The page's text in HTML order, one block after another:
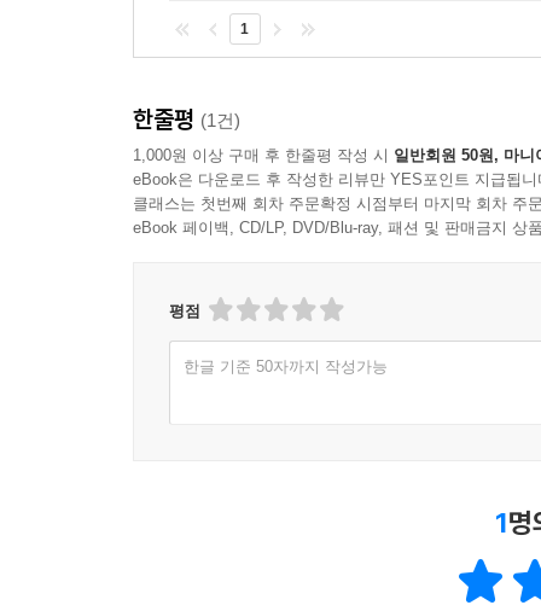
1
한줄평 (1건)
1,000원 이상 구매 후 한줄평 작성 시 일반회원 50원, 마니
eBook은 다운로드 후 작성한 리뷰만 YES포인트 지급됩니
클래스는 첫번째 회차 주문확정 시점부터 마지막 회차 주
eBook 페이백, CD/LP, DVD/Blu-ray, 패션 및 판매금지 상
평점
한글 기준 50자까지 작성가능
1명